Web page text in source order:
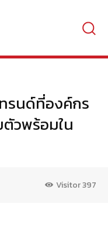
ทรนด์ที่องค์กร
วพร้อมใน
Visitor397